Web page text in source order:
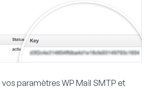
paramètres WP Mail SMTP et